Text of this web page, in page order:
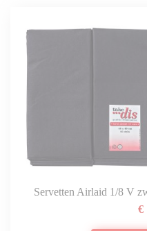
Servetten Airlaid 1/8 V
€